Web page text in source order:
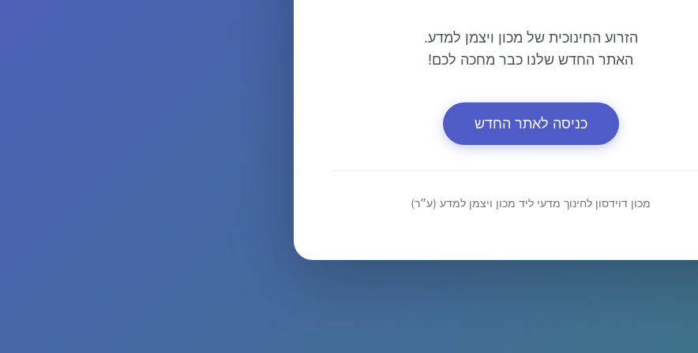
הזרוע החינוכית של מכון ויצמן למדע.
האתר החדש שלנו כבר מחכה לכם!
כניסה לאתר החדש
מכון דוידסון לחינוך מדעי ליד מכון ויצמן למדע (ע״ר)